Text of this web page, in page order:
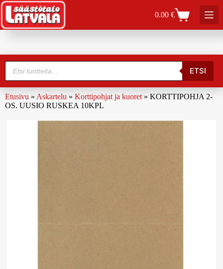
0.00€
ETSI
Etusivu » Askartelu » Korttipohjat ja kuoret » KORTTIPOHJA 2-
OS. UUSIO RUSKEA 10KPL